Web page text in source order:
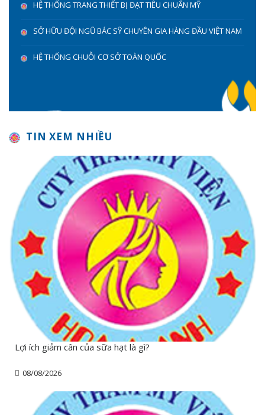
HỆ THỐNG TRANG THIẾT BỊ ĐẠT TIÊU CHUẨN MỸ
SỞ HỮU ĐỘI NGŨ BÁC SỸ CHUYÊN GIA HÀNG ĐẦU VIỆT NAM
HỆ THỐNG CHUỖI CƠ SỞ TOÀN QUỐC
TIN XEM NHIỀU
Lợi ích giảm cân của sữa hạt là gì?
08/08/2026